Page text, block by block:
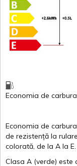
Economia de
Economia de
de rezistență la rulare
colorată, de la A la E.
Clasa A (verde) este